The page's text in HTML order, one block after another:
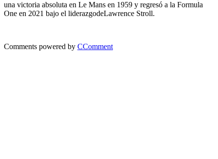
una victoria absoluta en Le Mans en 1959 y regresó a la Formula
One en 2021 bajo el liderazgodeLawrence Stroll.
Comments powered by CComment